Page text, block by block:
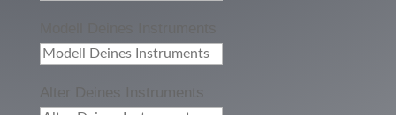
Alter Deines Instruments